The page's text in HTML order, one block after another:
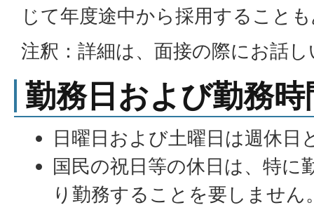
じて年度途中から採用すること
注釈：詳細は、面接の際にお話
勤務日および勤務時
日曜日および土曜日は週休日
国民の祝日等の休日は、特に
り勤務することを要しません